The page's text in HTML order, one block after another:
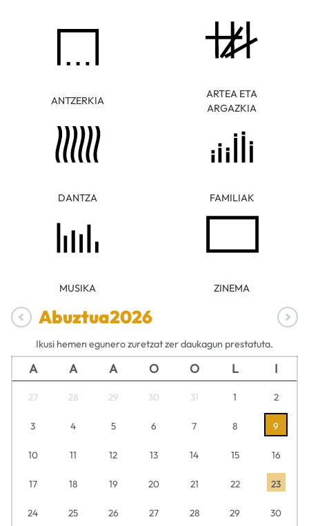
ANTZERKIA
ARTEA ETA
ARGAZKIA
DANTZA FAMILIAK
MUSIKA ZINEMA
Abuztua2026
Ikusi hemen egunero zuretzat zer daukagun prestatuta.
A A A O O L I
27 28 29 30 31 1 2
3 4 5 6 7 8 9
10 11 12 13 14 15 16
17 18 19 20 21 22 23
24 25 26 27 28 29 30